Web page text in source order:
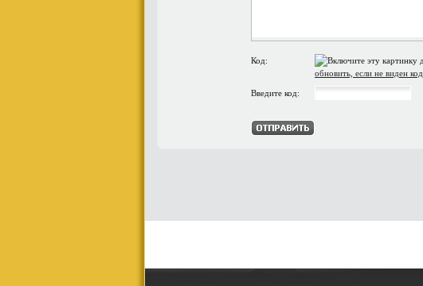
Код:
обновить, если не виден код
Введите код: